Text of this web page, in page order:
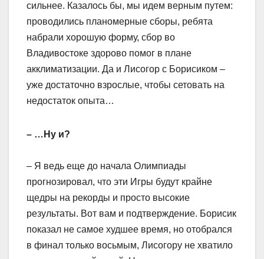
сильнее. Казалось бы, мы идем верным путем:
проводились планомерные сборы, ребята
набрали хорошую форму, сбор во
Владивостоке здорово помог в плане
акклиматизации. Да и Лисогор с Борисиком –
уже достаточно взрослые, чтобы сетовать на
недостаток опыта…
– …Ну и?
– Я ведь еще до начала Олимпиады
прогнозировал, что эти Игры будут крайне
щедры на рекорды и просто высокие
результаты. Вот вам и подтверждение. Борисик
показал не самое худшее время, но отобрался
в финал только восьмым, Лисогору не хватило